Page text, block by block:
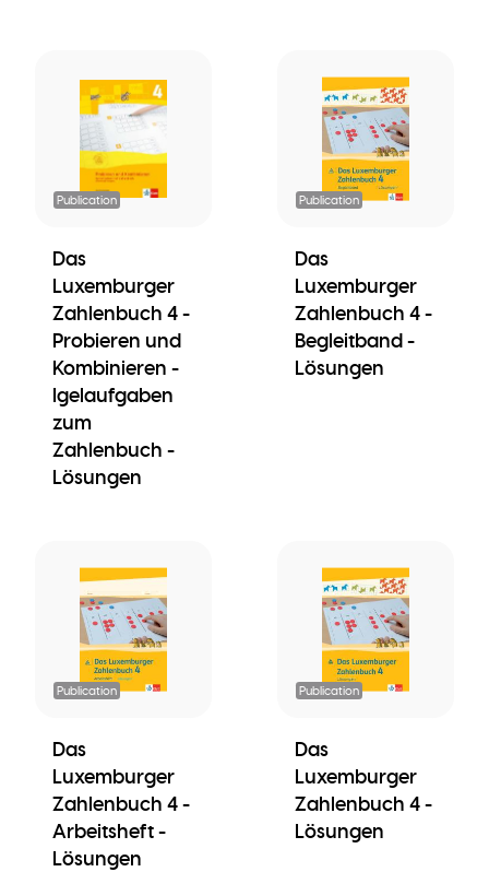
Publication
Das
Luxemburger
Zahlenbuch 4 -
Probieren und
Kombinieren -
Igelaufgaben
zum
Zahlenbuch -
Lösungen
Publication
Das
Luxemburger
Zahlenbuch 4 -
Begleitband -
Lösungen
Publication
Das
Luxemburger
Zahlenbuch 4 -
Arbeitsheft -
Lösungen
Publication
Das
Luxemburger
Zahlenbuch 4 -
Lösungen